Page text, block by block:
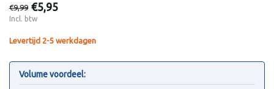
€9,99 €5,95
Incl. btw
Levertijd 2-5 werkdagen
Volume voordeel: